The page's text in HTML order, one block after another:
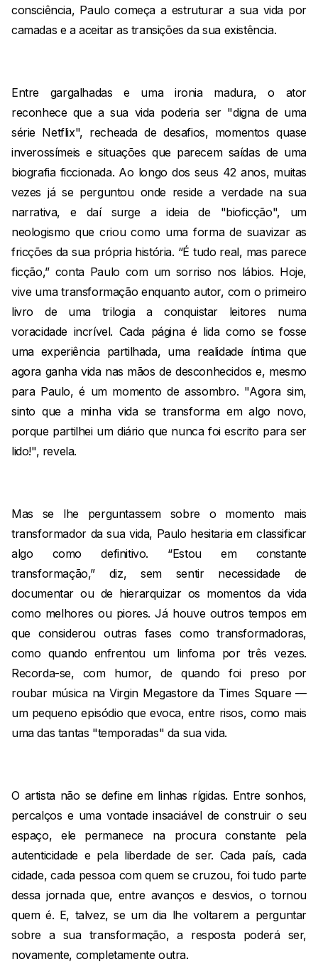
consciência, Paulo começa a estruturar a sua vida por
camadas e a aceitar as transições da sua existência.
Entre gargalhadas e uma ironia madura, o ator
reconhece que a sua vida poderia ser "digna de uma
série Netflix", recheada de desafios, momentos quase
inverossímeis e situações que parecem saídas de uma
biografia ficcionada. Ao longo dos seus 42 anos, muitas
vezes já se perguntou onde reside a verdade na sua
narrativa, e daí surge a ideia de "bioficção", um
neologismo que criou como uma forma de suavizar as
fricções da sua própria história. “É tudo real, mas parece
ficção,” conta Paulo com um sorriso nos lábios. Hoje,
vive uma transformação enquanto autor, com o primeiro
livro de uma trilogia a conquistar leitores numa
voracidade incrível. Cada página é lida como se fosse
uma experiência partilhada, uma realidade íntima que
agora ganha vida nas mãos de desconhecidos e, mesmo
para Paulo, é um momento de assombro. "Agora sim,
sinto que a minha vida se transforma em algo novo,
porque partilhei um diário que nunca foi escrito para ser
lido!", revela.
Mas se lhe perguntassem sobre o momento mais
transformador da sua vida, Paulo hesitaria em classificar
algo como definitivo. “Estou em constante
transformação,” diz, sem sentir necessidade de
documentar ou de hierarquizar os momentos da vida
como melhores ou piores. Já houve outros tempos em
que considerou outras fases como transformadoras,
como quando enfrentou um linfoma por três vezes.
Recorda-se, com humor, de quando foi preso por
roubar música na Virgin Megastore da Times Square —
um pequeno episódio que evoca, entre risos, como mais
uma das tantas "temporadas" da sua vida.
O artista não se define em linhas rígidas. Entre sonhos,
percalços e uma vontade insaciável de construir o seu
espaço, ele permanece na procura constante pela
autenticidade e pela liberdade de ser. Cada país, cada
cidade, cada pessoa com quem se cruzou, foi tudo parte
dessa jornada que, entre avanços e desvios, o tornou
quem é. E, talvez, se um dia lhe voltarem a perguntar
sobre a sua transformação, a resposta poderá ser,
novamente, completamente outra.